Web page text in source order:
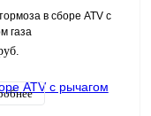
в сборе ATV с
газа